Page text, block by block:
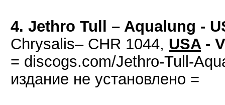
4. Jethro Tull – Aqualung -
Chrysalis– CHR 1044, USA -
= discogs.com/Jethro-Tull-
издание не установлено =